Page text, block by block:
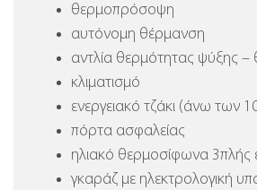
θερμοπρόσοψη
αυτόνομη θέρμανση
αντλία θερμότητας ψύξης –
κλιματισμό
ενεργειακό τζάκι (άνω των
πόρτα ασφαλείας
ηλιακό θερμοσίφωνα 3πλής
γκαράζ με ηλεκτρολογική